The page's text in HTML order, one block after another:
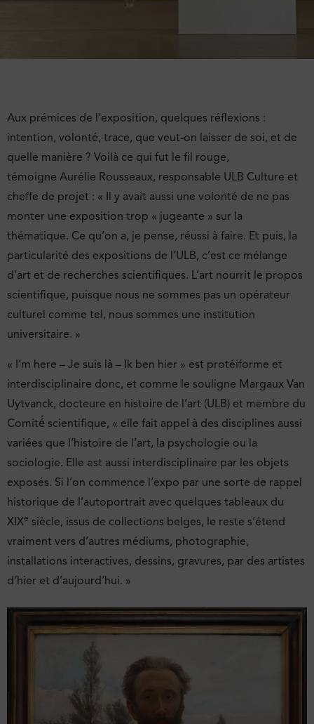
Aux prémices de l’exposition, quelques réflexions :
intention, volonté, trace, que veut-on laisser de soi, et de
quelle manière ? Voilà ce qui fut le fil rouge,
témoigne Aurélie Rousseaux, responsable ULB Culture et
cheffe de projet : « Il y avait aussi une volonté de ne pas
monter une exposition trop « jugeante » sur la
thématique. Ce qu’on a, je pense, réussi à faire. Et puis, la
particularité des expositions de l’ULB, c’est ce mélange
d’art et de recherches scientifiques. L’art nourrit le propos
scientifique, puisque nous ne sommes pas un opérateur
culturel comme tel, nous sommes une institution
universitaire. »
« I’m here – Je suis là – Ik ben hier » est protéiforme et
interdisciplinaire donc, et comme le souligne Margaux Van
Uytvanck, docteure en histoire de l’art (ULB) et membre du
Comité́ scientifique, « elle fait appel à des disciplines aussi
variées que l’histoire de l’art, la psychologie ou la
sociologie. Elle est aussi interdisciplinaire par les objets
exposés. Si l’on commence l’expo par une sorte de rappel
historique de l’autoportrait avec quelques tableaux du
XIXe siècle, issus de collections belges, le reste s’étend
vraiment vers d’autres médiums, photographie,
installations interactives, dessins, gravures, par des artistes
d’hier et d’aujourd’hui. »